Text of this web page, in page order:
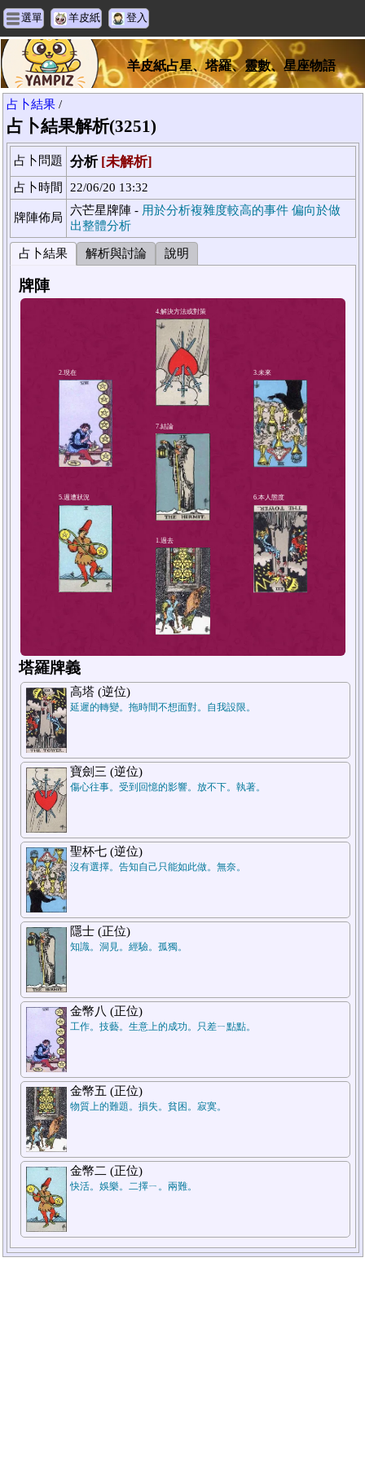
選單 羊皮紙 登入
羊皮紙占星、塔羅、靈數、星座物語
占卜結果 /
占卜結果解析(3251)
占卜問題 分析 [未解析]
占卜時間 22/06/20 13:32
牌陣佈局
六芒星牌陣 - 用於分析複雜度較高的事件 偏向於做
出整體分析
占卜結果 解析與討論 說明
牌陣
2.現在
4.解決方法或對策
5.週遭狀況
塔羅牌義
高塔 (逆位)
延遲的轉變。拖時間不想面對。自我設限。
寶劍三 (逆位)
傷心往事。受到回憶的影響。放不下。執著。
聖杯七 (逆位)
沒有選擇。告知自己只能如此做。無奈。
隱士 (正位)
知識。洞見。經驗。孤獨。
金幣八 (正位)
工作。技藝。生意上的成功。只差ㄧ點點。
金幣五 (正位)
物質上的難題。損失。貧困。寂寞。
金幣二 (正位)
快活。娛樂。二擇ㄧ。兩難。